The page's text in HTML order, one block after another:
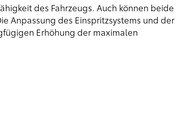
des Fahrzeugs. Auch können beide
Anpassung des Einspritzsystems und der
Erhöhung der maximalen